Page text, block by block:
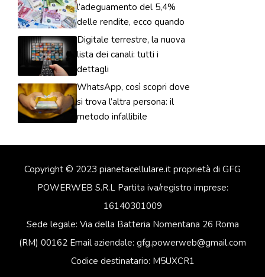
l’adeguamento del 5,4%
delle rendite, ecco quando
Digitale terrestre, la nuova
lista dei canali: tutti i
dettagli
WhatsApp, così scopri dove
si trova l’altra persona: il
metodo infallibile
Copyright © 2023 pianetacellulare.it proprietà di GFG
POWERWEB S.R.L Partita iva/registro imprese:
16140301009
Sede legale: Via della Batteria Nomentana 26 Roma
(RM) 00162 Email aziendale: gfg.powerweb@gmail.com
Codice destinatario: M5UXCR1